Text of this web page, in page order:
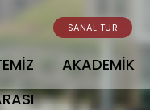
SANAL TUR
AKADEMİK